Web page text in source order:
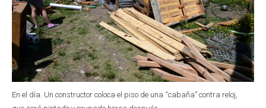
En el día. Un constructor coloca el piso de una “cabaña” contra reloj,